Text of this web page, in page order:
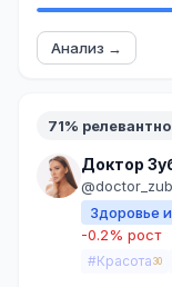
Анализ →
71%
Доктор
Здоровье
-0.2% рост
#Красота 30